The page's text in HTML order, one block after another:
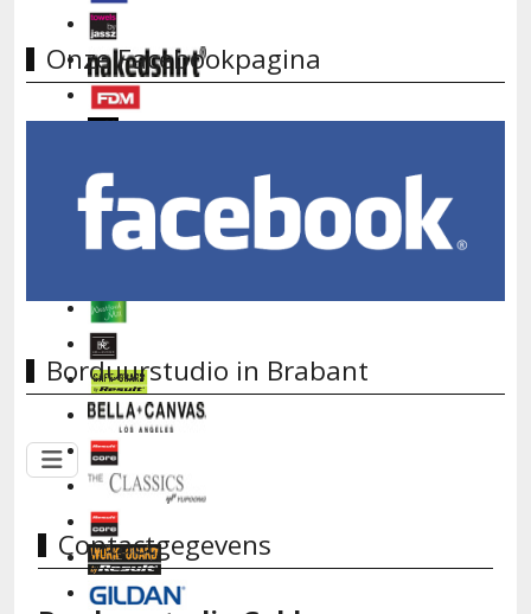
Onze Facebookpagina
Borduurstudio in Brabant
Contactgegevens